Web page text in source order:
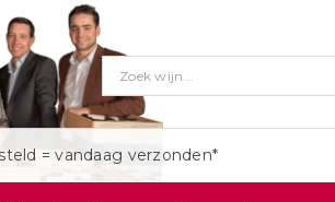
= vandaag verzonden*